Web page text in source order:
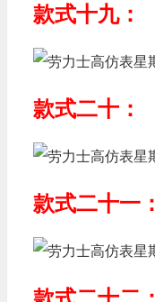
款式十九：
款式二十：
款式二十一：